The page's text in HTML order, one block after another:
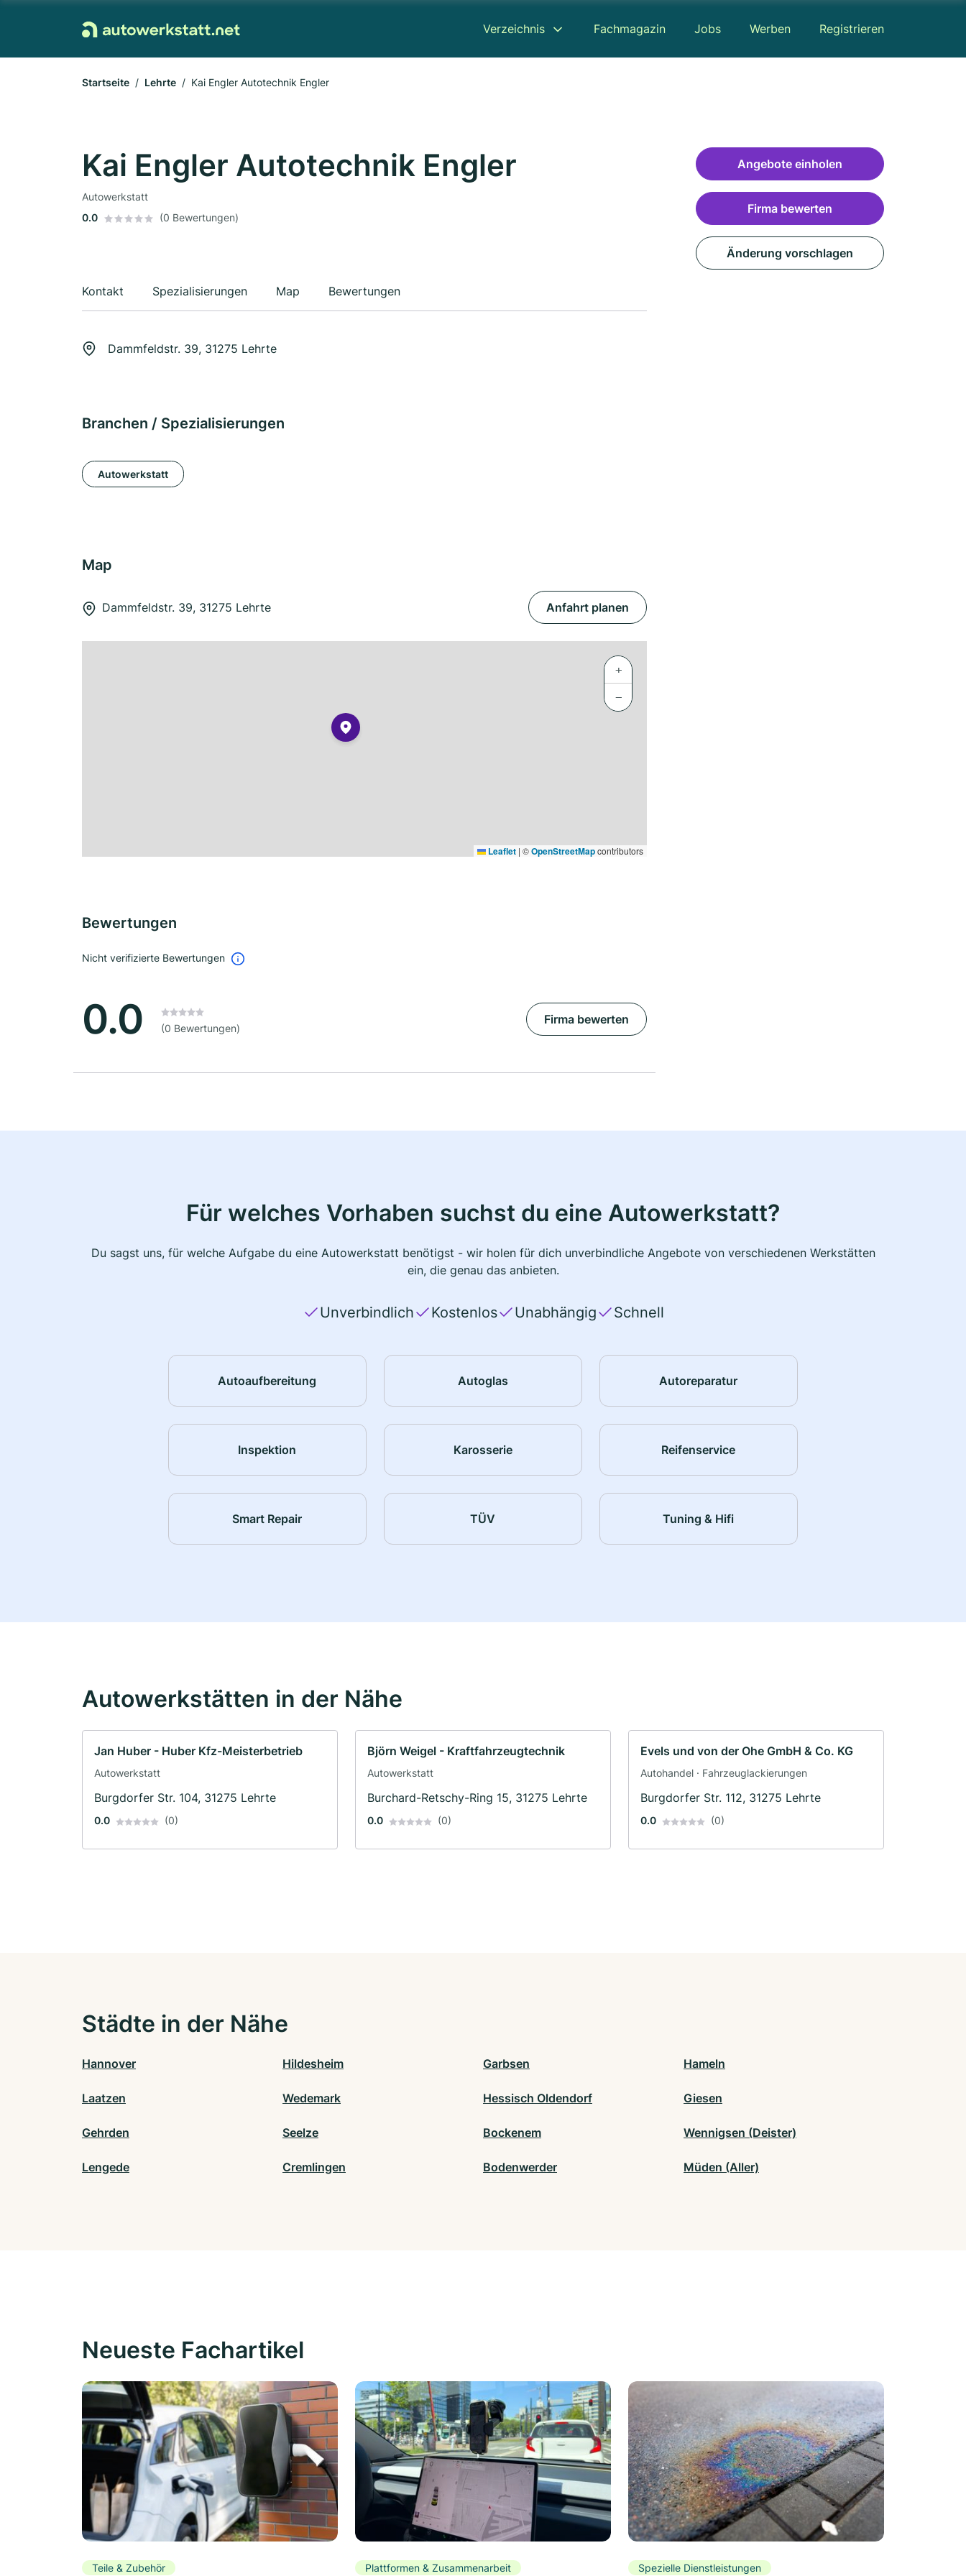
Verzeichnis Fachmagazin Jobs Werben Registrieren
Startseite Lehrte Kai Engler Autotechnik Engler
Kai Engler Autotechnik Engler
Autowerkstatt
0.0
(0 Bewertungen)
Kontakt Spezialisierungen Map Bewertungen
Dammfeldstr. 39, 31275 Lehrte
Branchen / Spezialisierungen
Autowerkstatt
Map
Dammfeldstr. 39, 31275 Lehrte Anfahrt planen
+
−
Leaflet | ©OpenStreetMapcontributors
Bewertungen
Nicht verifizierte Bewertungen
0.0 (0 Bewertungen)
Firma bewerten
Angebote einholen
Firma bewerten
Änderung vorschlagen
Für welches Vorhaben suchst du eine Autowerkstatt?
Du sagst uns, für welche Aufgabe du eine Autowerkstatt benötigst - wir holen für dich unverbindliche Angebote von verschiedenen Werkstätten
ein, die genau das anbieten.
Unverbindlich Kostenlos Unabhängig Schnell
Autoaufbereitung Autoglas Autoreparatur
Inspektion Karosserie Reifenservice
Smart Repair TÜV Tuning & Hifi
Autowerkstätten in der Nähe
Jan Huber - Huber Kfz-Meisterbetrieb
Autowerkstatt
Burgdorfer Str. 104, 31275 Lehrte
0.0 (0)
Björn Weigel - Kraftfahrzeugtechnik
Autowerkstatt
Burchard-Retschy-Ring 15, 31275 Lehrte
0.0 (0)
Evels und von der Ohe GmbH & Co. KG
Autohandel · Fahrzeuglackierungen
Burgdorfer Str. 112, 31275 Lehrte
0.0 (0)
Städte in der Nähe
Hannover Hildesheim Garbsen Hameln
Laatzen Wedemark Hessisch Oldendorf Giesen
Gehrden Seelze Bockenem Wennigsen (Deister)
Lengede Cremlingen Bodenwerder Müden (Aller)
Neueste Fachartikel
Teile & Zubehör Plattformen & Zusammenarbeit Spezielle Dienstleistungen